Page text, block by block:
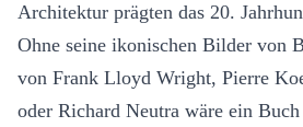
Architektur prägten das 20.
Ohne seine ikonischen Bilder von
von Frank Lloyd Wright, Pierre
oder Richard Neutra wäre ein